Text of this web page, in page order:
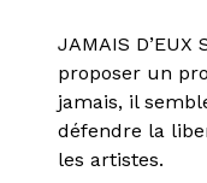
JAMAIS
proposer un
jamais, il
défendre la
les artistes.